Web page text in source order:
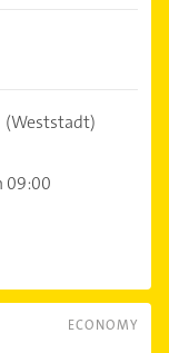
(Weststadt)
09:00
ECONOMY